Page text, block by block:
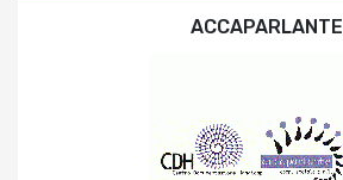
ACCAPARLANTE